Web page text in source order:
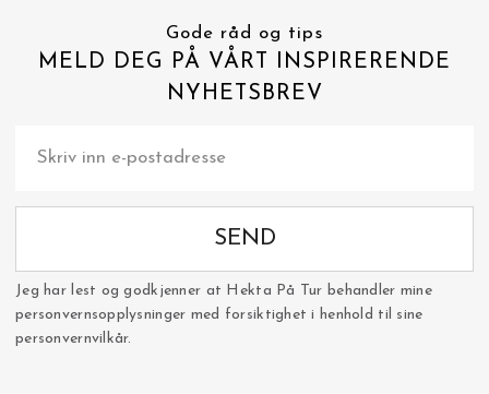
Gode råd og tips
MELD DEG PÅ VÅRT INSPIRERENDE
NYHETSBREV
SEND
Jeg har lest og godkjenner at Hekta På Tur behandler mine
personvernsopplysninger med forsiktighet i henhold til sine
personvernvilkår.